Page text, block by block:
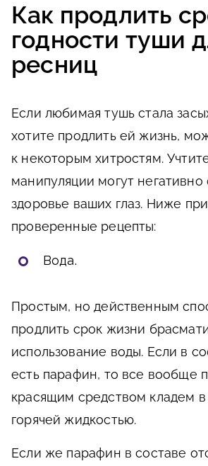
Как продлить
годности туши
ресниц
Если любимая тушь стала
хотите продлить ей жизнь,
к некоторым хитростям.
манипуляции могут негативно
здоровье ваших глаз. Ниже
проверенные рецепты:
Вода.
Простым, но действенным
продлить срок жизни
использование воды. Если в
есть парафин, то все вообще
красящим средством кладем в
горячей жидкостью.
Если же парафин в составе